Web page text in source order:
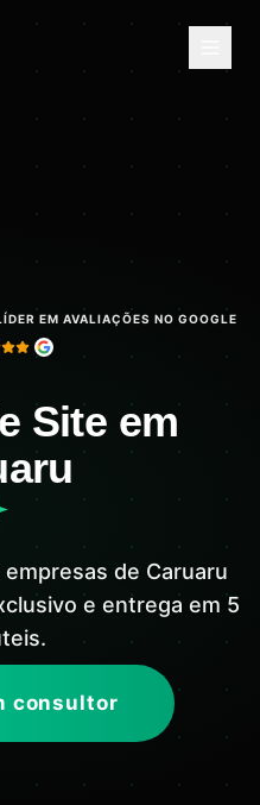
EM AVALIAÇÕES NO GOOGLE
Site em
de Caruaru
e entrega em 5
consultor